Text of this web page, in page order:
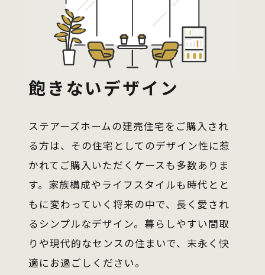
飽きないデザイン
ステアーズホームの建売住宅をご購入され
る方は、その住宅としてのデザイン性に惹
かれてご購入いただくケースも多数ありま
す。家族構成やライフスタイルも時代とと
もに変わっていく将来の中で、長く愛され
るシンプルなデザイン。暮らしやすい間取
りや現代的なセンスの住まいで、末永く快
適にお過ごしください。